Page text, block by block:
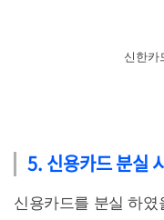
신한카
5. 신용카드 분실
신용카드를 분실 하였